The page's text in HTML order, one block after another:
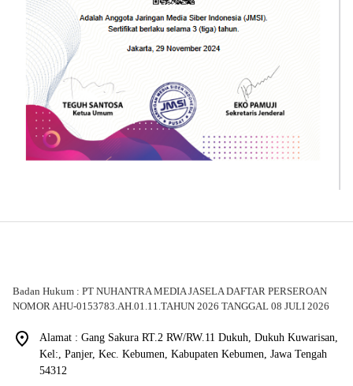
Badan Hukum : PT NUHANTRA MEDIA JASELA DAFTAR PERSEROAN
NOMOR AHU-0153783.AH.01.11.TAHUN 2026 TANGGAL 08 JULI 2026
Alamat : Gang Sakura RT.2 RW/RW.11 Dukuh, Dukuh Kuwarisan,
Kel:, Panjer, Kec. Kebumen, Kabupaten Kebumen, Jawa Tengah
54312